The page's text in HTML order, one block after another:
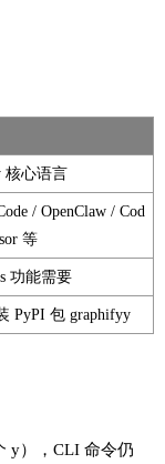
核心语言
/ OpenClaw / Cod
等
功能需要
PyPI 包 graphifyy
y），CLI 命令仍